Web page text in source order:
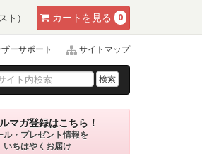
カート を見る 0
ト）
ーサポート サイトマップ
検索
マガ登録はこちら！
ル・プレゼント情報を
いちはやくお届け